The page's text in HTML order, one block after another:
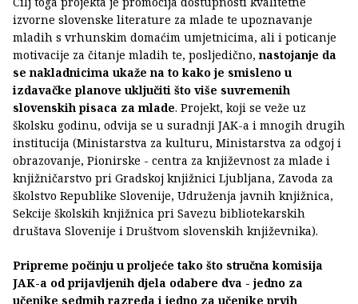
izvorne slovenske literature za mlade te upoznavanje
mladih s vrhunskim domaćim umjetnicima, ali i poticanje
motivacije za čitanje mladih te, posljedično, nastojanje da
se nakladnicima ukaže na to kako je smisleno u
izdavačke planove uključiti što više suvremenih
slovenskih pisaca za mlade. Projekt, koji se veže uz
školsku godinu, odvija se u suradnji JAK-a i mnogih drugih
institucija (Ministarstva za kulturu, Ministarstva za odgoj i
obrazovanje, Pionirske - centra za književnost za mlade i
knjižničarstvo pri Gradskoj knjižnici Ljubljana, Zavoda za
školstvo Republike Slovenije, Udruženja javnih knjižnica,
Sekcije školskih knjižnica pri Savezu bibliotekarskih
društava Slovenije i Društvom slovenskih književnika).
Pripreme počinju u proljeće tako što stručna komisija
JAK-a od prijavljenih djela odabere dva - jedno za
učenike sedmih razreda i jedno za učenike prvih